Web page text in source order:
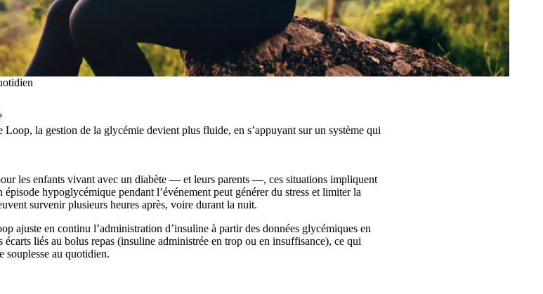
la gestion de la glycémie devient plus fluide, en s’appuyant sur un système qui
les enfants vivant avec un diabète — et leurs parents —, ces situations impliquent
hypoglycémique pendant l’événement peut générer du stress et limiter la
survenir plusieurs heures après, voire durant la nuit.
ajuste en continu l’administration d’insuline à partir des données glycémiques en
liés au bolus repas (insuline administrée en trop ou en insuffisance), ce qui
souplesse au quotidien.